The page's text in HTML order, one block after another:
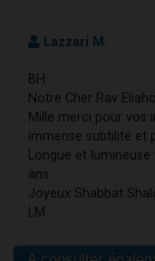
Lazzari M.
BH
Notre Cher Rav
Mille merci pour vos
immense subtilité et
Longue et
ans.
Joyeux Shabbat
LM